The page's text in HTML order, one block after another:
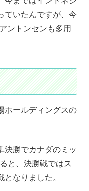
ていたんですが、今
ントンセンも多用
ホールディングスの
決勝でカナダのミッ
と、決勝戦ではス
なりました。